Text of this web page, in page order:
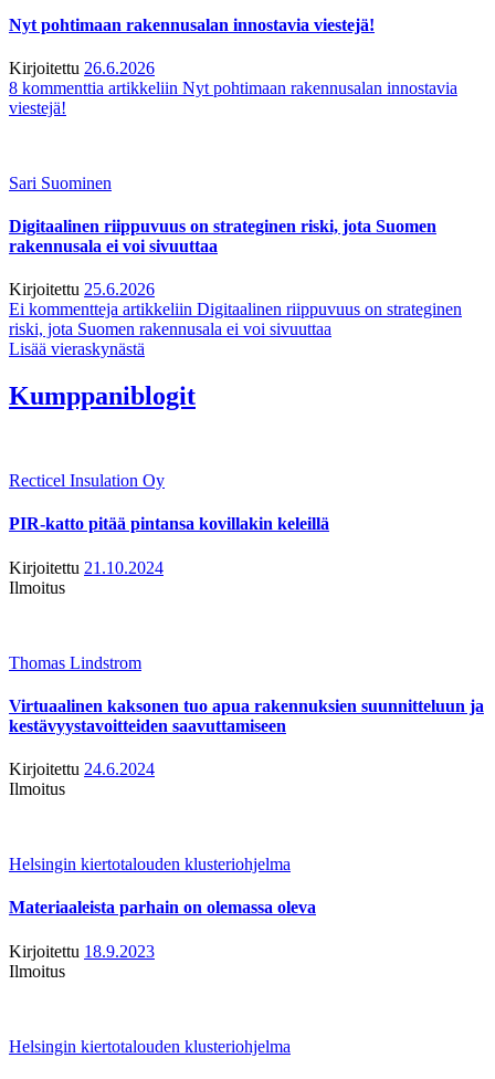
Nyt pohtimaan rakennusalan innostavia viestejä!
Kirjoitettu 26.6.2026
8 kommenttia artikkeliin Nyt pohtimaan rakennusalan innostavia
viestejä!
Sari Suominen
Digitaalinen riippuvuus on strateginen riski, jota Suomen
rakennusala ei voi sivuuttaa
Kirjoitettu 25.6.2026
Ei kommentteja artikkeliin Digitaalinen riippuvuus on strateginen
riski, jota Suomen rakennusala ei voi sivuuttaa
Lisää vieraskynästä
Kumppaniblogit
Recticel Insulation Oy
PIR-katto pitää pintansa kovillakin keleillä
Kirjoitettu 21.10.2024
Ilmoitus
Thomas Lindstrom
Virtuaalinen kaksonen tuo apua rakennuksien suunnitteluun ja
kestävyystavoitteiden saavuttamiseen
Kirjoitettu 24.6.2024
Ilmoitus
Helsingin kiertotalouden klusteriohjelma
Materiaaleista parhain on olemassa oleva
Kirjoitettu 18.9.2023
Ilmoitus
Helsingin kiertotalouden klusteriohjelma